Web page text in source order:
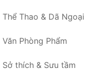
Thể Thao & Dã Ngoại
Văn Phòng Phẩm
Sở thích & Sưu tầm